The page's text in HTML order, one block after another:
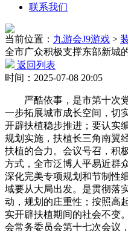
联系我们
当前位置： 九游会J9游戏 >
全市广众积极支撑东部新城
返回列表
时间：2025-07-08 20:05
严酷依事，是市第十次党
一步拓展城市成长空间，切
开辟扶植稳步推进；要认实
规划实施，扶植长三角南翼
扶植的合力。会议号召，积
方式，全市泛博人平易近群
深化完美专项规划和节制性
域要从大局出发。是贯彻落
动，规划的庄重性；按照高
实开辟扶植期间的社会不变
会常务委员会第十七次会议